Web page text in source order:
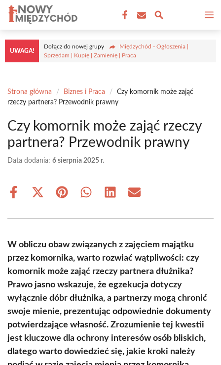
Przejdź
treści
UWAGA!
Dołącz do nowej grupy
Międzychód - Ogłoszenia |
Sprzedam | Kupię | Zamienię | Praca
Strona główna / Biznes i Praca /
Czy komornik może zająć
rzeczy partnera? Przewodnik prawny
Czy komornik może zająć rzeczy
partnera? Przewodnik prawny
Data dodania: 6 sierpnia 2025 r.
Share
Share
(Twitter)
Share Share Share Share
W obliczu obaw związanych z zajęciem majątku
przez komornika, warto rozwiać wątpliwości: czy
komornik może zająć rzeczy partnera dłużnika?
Prawo jasno wskazuje, że egzekucja dotyczy
wyłącznie dóbr dłużnika, a partnerzy mogą chronić
swoje mienie, prezentując odpowiednie dokumenty
potwierdzające własność. Zrozumienie tej kwestii
jest kluczowe dla ochrony interesów osób bliskich,
dlatego warto dowiedzieć się, jakie kroki należy